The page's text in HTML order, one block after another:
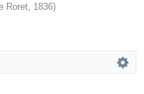
Roret 1836)